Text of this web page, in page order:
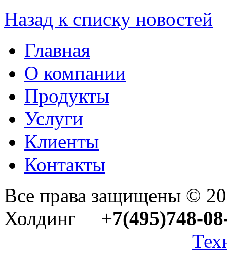
Назад к списку новостей
Главная
О компании
Продукты
Услуги
Клиенты
Контакты
Все права защищены ©
Холдинг +7(495)748-